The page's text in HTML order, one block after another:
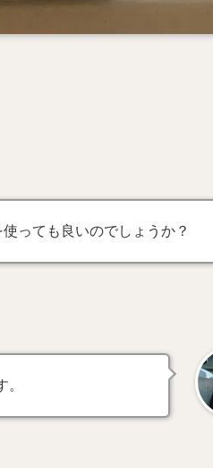
っても良いのでしょうか？